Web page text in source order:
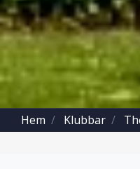
Hem Klubbar